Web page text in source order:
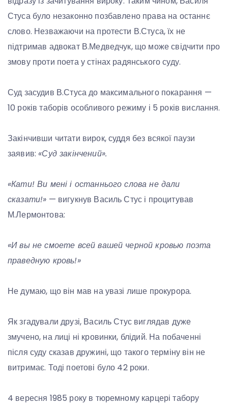
Стуса було незаконно позбавлено права на останнє
слово. Незважаючи на протести В.Стуса, їх не
підтримав адвокат В.Медведчук, що може свідчити про
змову проти поета у стінах радянського суду.
Суд засудив В.Стуса до максимального покарання —
10 років таборів особливого режиму і 5 років вислання.
Закінчивши читати вирок, суддя без всякої паузи
заявив: «Суд закінчений».
«Кати! Ви мені і останнього слова не дали
сказати!» — вигукнув Василь Стус і процитував
М.Лермонтова:
«И вы не смоете всей вашей черной кровью поэта
праведную кровь!»
Не думаю, що він мав на увазі лише прокурора.
Як згадували друзі, Василь Стус виглядав дуже
змучено, на лиці ні кровинки, блідий. На побаченні
після суду сказав дружині, що такого терміну він не
витримає. Тоді поетові було 42 роки.
4 вересня 1985 року в тюремному карцері табору